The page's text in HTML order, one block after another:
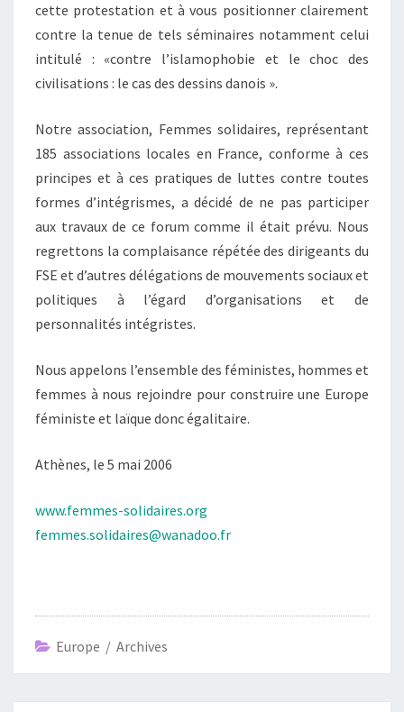
cette protestation et à vous positionner clairement
contre la tenue de tels séminaires notamment celui
intitulé : «contre l’islamophobie et le choc des
civilisations : le cas des dessins danois ».
Notre association, Femmes solidaires, représentant
185 associations locales en France, conforme à ces
principes et à ces pratiques de luttes contre toutes
formes d’intégrismes, a décidé de ne pas participer
aux travaux de ce forum comme il était prévu. Nous
regrettons la complaisance répétée des dirigeants du
FSE et d’autres délégations de mouvements sociaux et
politiques à l’égard d’organisations et de
personnalités intégristes.
Nous appelons l’ensemble des féministes, hommes et
femmes à nous rejoindre pour construire une Europe
féministe et laïque donc égalitaire.
Athènes, le 5 mai 2006
www.femmes-solidaires.org
femmes.solidaires@wanadoo.fr
Europe / Archives